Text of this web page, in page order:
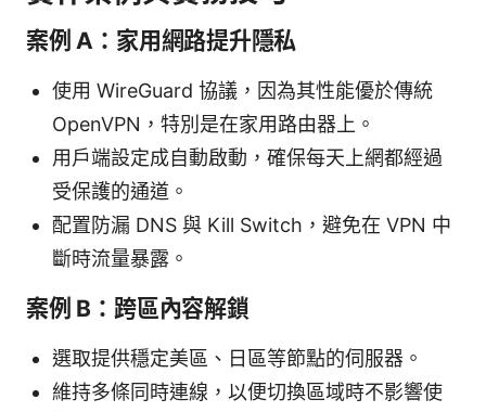
案例 A：家用網路提升隱私
使用 WireGuard 協議，因為其性能優於傳統
OpenVPN，特別是在家用路由器上。
用戶端設定成自動啟動，確保每天上網都經過
受保護的通道。
配置防漏 DNS 與 Kill Switch，避免在 VPN 中
斷時流量暴露。
案例 B：跨區內容解鎖
選取提供穩定美區、日區等節點的伺服器。
維持多條同時連線，以便切換區域時不影響使